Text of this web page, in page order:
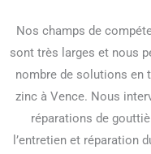
Nos champs de
sont très larges et nous
nombre de solutions en
zinc à Vence. Nous
réparations de
l’entretien et réparation